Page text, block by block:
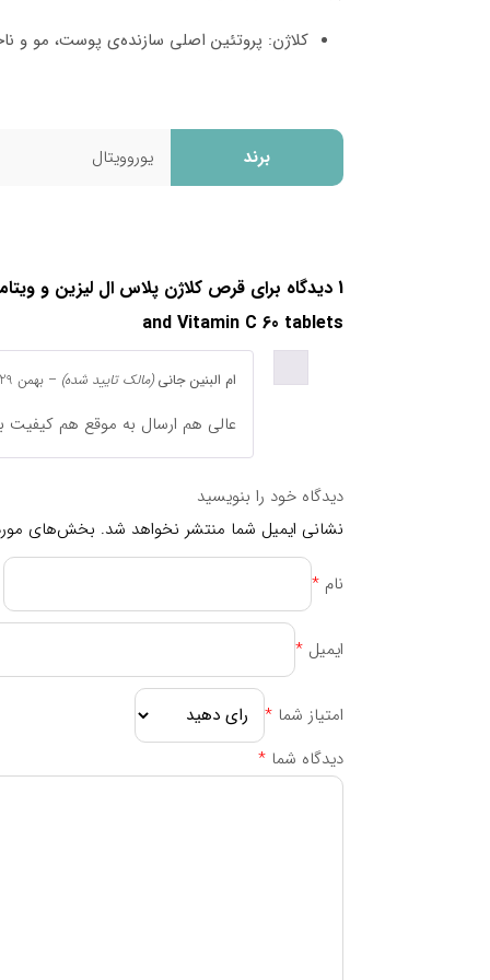
کلاژن: پروتئین اصلی سازنده‌ی پوست، مو و
می‌کند که مواد اولیه‌ی لازم برای ساخت
است.
این ترکیب سه‌گانه‌ی کلاژن، ال لیزین و ویتامین
افزایش الاستیسیته و استحکام پوست
تقویت و جلوگیری از ریزش مو
استحکام و سلامت ناخن‌ها
البته به یاد داشته باشید که حفظ سلامت و
سرشار از ویتامین‌ها و مواد معدنی، مصرف کافی
این مکمل کمک می‌کنند.
با مصرف قرص کلاژن پلاس ال لیزین و ویتامین ث
پوستی جوان، شاداب و درخشان لذت ببرید.
خرید قرص کلاژن پلاس ال لیزین و ویتامین ث
برند یوروویتال
1 دیدگاه برای
and Vitamin C 60 tablets
ام البنین جانی(مالک تایید شده) – بهمن 29, 1403
عالی هم ارسال به موقع هم کیفیت
دیدگاه خود را بنویسید
نشانی ایمیل شما منتشر نخواهد شد. بخش‌های
نام *
ایمیل *
امتیاز شما *
دیدگاه شما *